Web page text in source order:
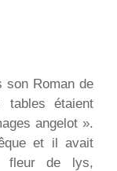
son Roman de
étaient
angelot ».
et il avait
fleur de lys,